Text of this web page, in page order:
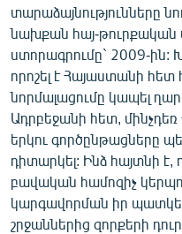
տարաձայնությունները
նախքան հայ-թուրքական
ստորագրումը` 2009-ին:
որոշել է Հայաստանի հետ
նորմալացումը կապել
Ադրբեջանի հետ,
երկու գործընթացները
դիտարկել: Ինձ հայտնի է,
բավական համոզիչ
կարգավորման իր
շրջաններից զորքերի